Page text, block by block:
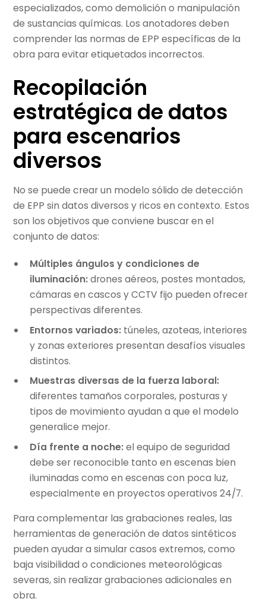
especializados, como demolición o manipulación
de sustancias químicas. Los anotadores deben
comprender las normas de EPP específicas de la
obra para evitar etiquetados incorrectos.
Recopilación
estratégica de datos
para escenarios
diversos
No se puede crear un modelo sólido de detección
de EPP sin datos diversos y ricos en contexto. Estos
son los objetivos que conviene buscar en el
conjunto de datos:
Múltiples ángulos y condiciones de
iluminación:drones aéreos, postes montados,
cámaras en cascos y CCTV fijo pueden ofrecer
perspectivas diferentes.
Entornos variados:túneles, azoteas, interiores
y zonas exteriores presentan desafíos visuales
distintos.
Muestras diversas de la fuerza laboral:
diferentes tamaños corporales, posturas y
tipos de movimiento ayudan a que el modelo
generalice mejor.
Día frente a noche:el equipo de seguridad
debe ser reconocible tanto en escenas bien
iluminadas como en escenas con poca luz,
especialmente en proyectos operativos 24/7.
Para complementar las grabaciones reales, las
herramientas de generación de datos sintéticos
pueden ayudar a simular casos extremos, como
baja visibilidad o condiciones meteorológicas
severas, sin realizar grabaciones adicionales en
obra.